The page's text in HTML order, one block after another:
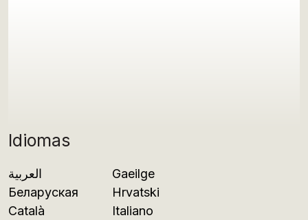
Idiomas
العربية
Беларуская
Català
Gaeilge
Hrvatski
Italiano